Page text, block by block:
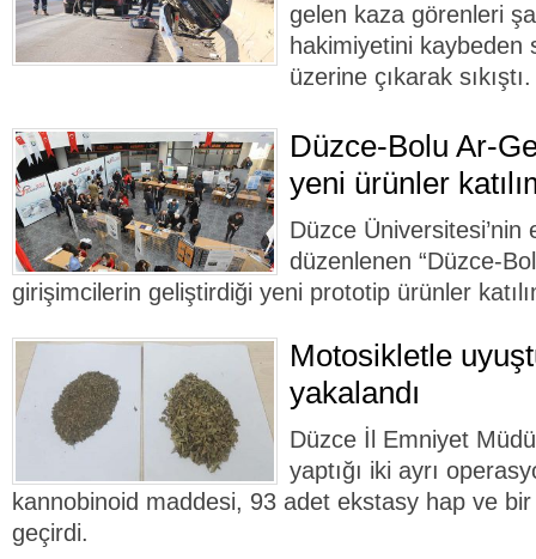
gelen kaza görenleri
hakimiyetini kaybeden
üzerine çıkarak sıkıştı.
Düzce-Bolu Ar-
yeni ürünler
Düzce Üniversitesi’nin
düzenlenen “Düzce-
girişimcilerin geliştirdiği yeni prototip ürünler
Motosikletle
yakalandı
Düzce İl Emniyet
yaptığı iki ayrı
kannobinoid maddesi, 93 adet ekstasy hap ve
geçirdi.